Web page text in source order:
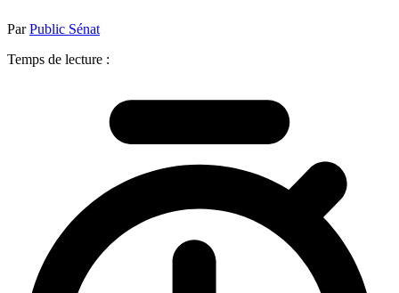
ParPublic Sénat
Temps de lecture :